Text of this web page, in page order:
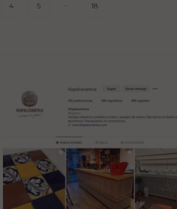
4 5 18